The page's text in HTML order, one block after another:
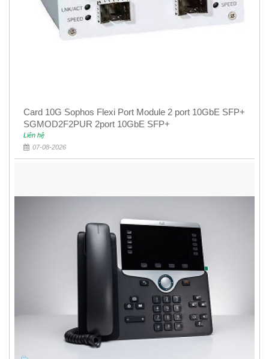
Card 10G Sophos Flexi Port Module 2 port 10GbE SFP+
SGMOD2F2PUR 2port 10GbE SFP+
Liên hệ
07-08-2026